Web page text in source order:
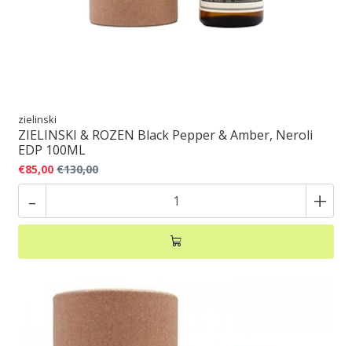
zielinski
ZIELINSKI & ROZEN Black Pepper & Amber, Neroli
EDP 100ML
€85,00 €130,00
- +